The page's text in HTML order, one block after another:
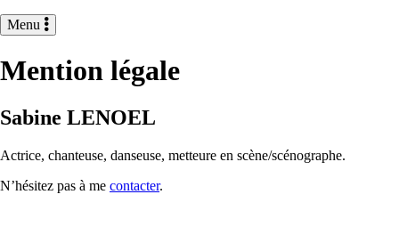
Menu
Mention légale
Sabine LENOEL
Actrice, chanteuse, danseuse, metteure en scène/scénographe.
N’hésitez pas à me contacter.